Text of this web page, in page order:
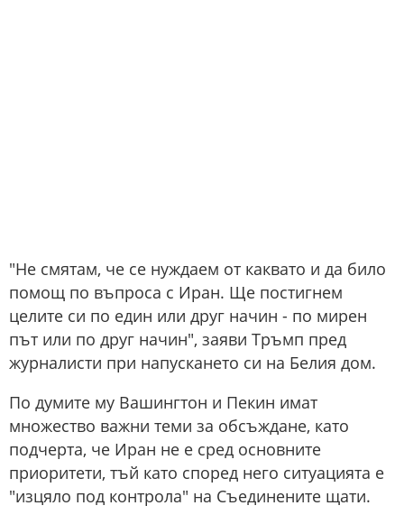
"Не смятам, че се нуждаем от каквато и да било
помощ по въпроса с Иран. Ще постигнем
целите си по един или друг начин - по мирен
път или по друг начин", заяви Тръмп пред
журналисти при напускането си на Белия дом.
По думите му Вашингтон и Пекин имат
множество важни теми за обсъждане, като
подчерта, че Иран не е сред основните
приоритети, тъй като според него ситуацията е
"изцяло под контрола" на Съединените щати.